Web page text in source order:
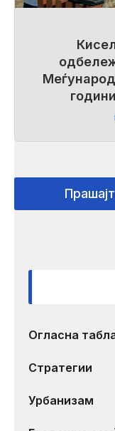
Огласна
Стратегии
Урбанизам